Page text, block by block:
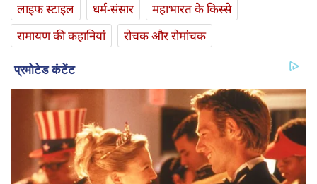
लाइफ स्‍टाइल
धर्म-संसार
महाभारत के किस्से
रामायण की कहानियां
रोचक और रोमांचक